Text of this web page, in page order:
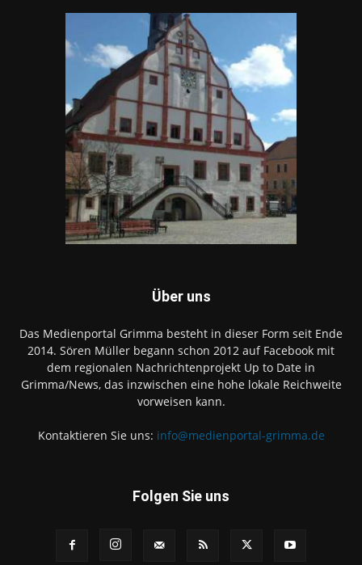
Über uns
Das Medienportal Grimma besteht in dieser Form seit Ende
2014. Sören Müller begann schon 2012 auf Facebook mit
dem regionalen Nachrichtenprojekt Up to Date in
Grimma/News, das inzwischen eine hohe lokale Reichweite
vorweisen kann.
Kontaktieren Sie uns: info@medienportal-grimma.de
Folgen Sie uns